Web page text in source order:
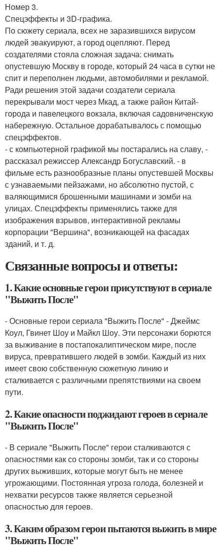
Номер 3.
Спецэффекты и 3D-графика.
По сюжету сериала, всех не заразившихся вирусом
людей эвакуируют, а город оцепляют. Перед
создателями стояла сложная задача: снимать
опустевшую Москву в городе, который 24 часа в сутки не
спит и переполнен людьми, автомобилями и рекламой.
Ради решения этой задачи создатели сериала
перекрывали мост через Мкад, а также район Китай-
города и павелецкого вокзала, включая садовниченскую
набережную. Остальное дорабатывалось с помощью
спецэффектов.
- с компьютерной графикой мы постарались на славу, -
рассказал режиссер Александр Богуславский. - в
фильме есть разнообразные планы опустевшей Москвы
с узнаваемыми пейзажами, но абсолютно пустой, с
валяющимися брошенными машинами и зомби на
улицах. Спецэффекты применялись также для
изображения взрывов, интерактивной рекламы
корпорации "Вершина", возникающей на фасадах
зданий, и т. д.
Связанные вопросы и ответы:
1. Какие основные герои присутствуют в сериале
"Выжить После"
- Основные герои сериала "Выжить После" - Джеймс
Коул, Гвинет Шоу и Майкл Шоу. Эти персонажи борются
за выживание в постапокалиптическом мире, после
вируса, превратившего людей в зомби. Каждый из них
имеет свою собственную сюжетную линию и
сталкивается с различными препятствиями на своем
пути.
2. Какие опасности поджидают героев в сериале
"Выжить После"
- В сериале "Выжить После" герои сталкиваются с
опасностями как со стороны зомби, так и со стороны
других выживших, которые могут быть не менее
угрожающими. Постоянная угроза голода, болезней и
нехватки ресурсов также является серьезной
опасностью для героев.
3. Каким образом герои пытаются выжить в мире
"Выжить После"